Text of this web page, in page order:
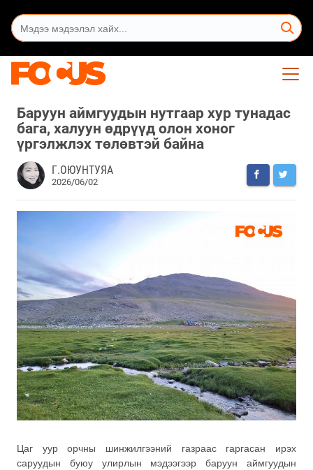
Баруун аймгуудын нутгаар хур тунадас
бага, халуун өдрүүд олон хоног
үргэлжлэх төлөвтэй байна
Г.ОЮУНТУЯА
2026/06/02
Цаг уур орчны шинжилгээний газраас гаргасан ирэх
саруудын буюу улирлын мэдээгээр баруун аймгуудын